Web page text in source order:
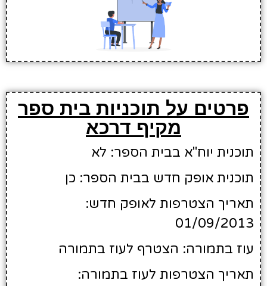
פרטים על תוכניות בית ספר
מקיף דרכא
תוכנית יוח"א בבית הספר: לא
תוכנית אופק חדש בבית הספר: כן
תאריך הצטרפות לאופק חדש:
01/09/2013
עוז בתמורה: הצטרף לעוז בתמורה
תאריך הצטרפות לעוז בתמורה: